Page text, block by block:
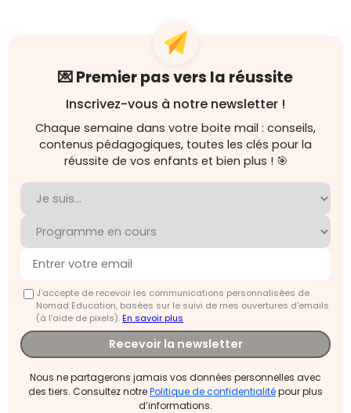
💌 Premier pas vers la réussite
Inscrivez-vous à notre newsletter !
Chaque semaine dans votre boite mail : conseils,
contenus pédagogiques, toutes les clés pour la
réussite de vos enfants et bien plus ! 🎯
J'accepte de recevoir les communications personnalisées de
Nomad Education, basées sur le suivi de mes ouvertures d'emails
(à l’aide de pixels).En savoir plus
Recevoir la newsletter
Nous ne partagerons jamais vos données personnelles avec
des tiers. Consultez notrePolitique de confidentialitépour plus
d’informations.